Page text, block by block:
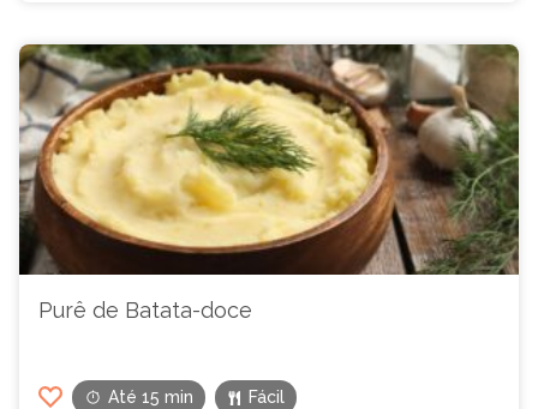
Purê de Batata-doce
Até 15 min Fácil